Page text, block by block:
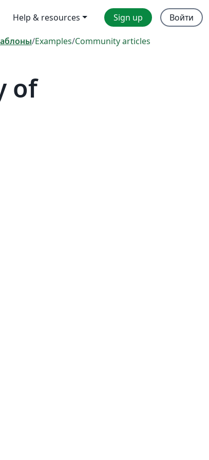
Help & resources Sign up Войти
/Examples/Community articles
of